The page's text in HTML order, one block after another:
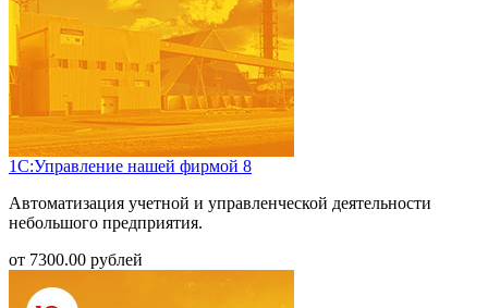
1С:Управление нашей фирмой 8
Автоматизация учетной и управленческой деятельности
небольшого предприятия.
от 7300.00 рублей